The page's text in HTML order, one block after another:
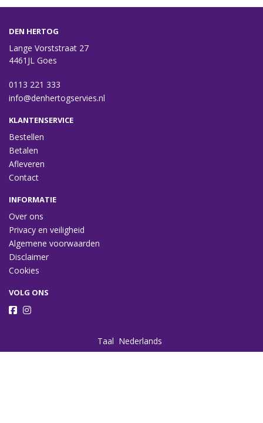
DEN HERTOG
Lange Vorststraat 27
4461JL Goes
0113 221 333
info@denhertogservies.nl
KLANTENSERVICE
Bestellen
Betalen
Afleveren
Contact
INFORMATIE
Over ons
Privacy en veiligheid
Algemene voorwaarden
Disclaimer
Cookies
VOLG ONS
Taal